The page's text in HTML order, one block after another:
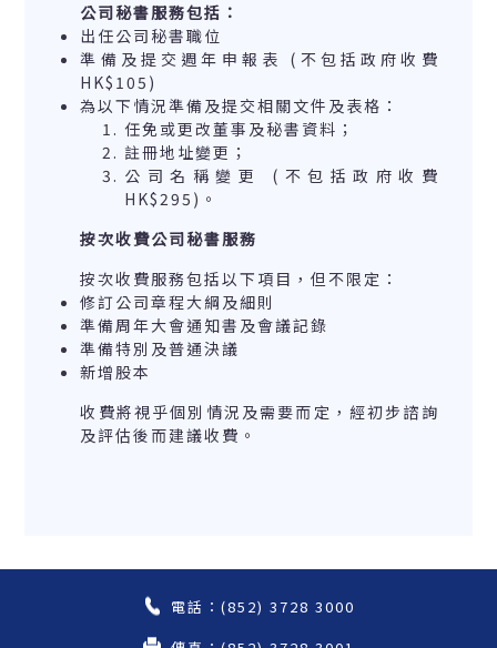
公司秘書服務包括：
出任公司秘書職位
準備及提交週年申報表 (不包括政府收費
HK$105)
為以下情況準備及提交相關文件及表格：
任免或更改董事及秘書資料；
註冊地址變更；
公司名稱變更 (不包括政府收費
HK$295)。
按次收費公司秘書服務
按次收費服務包括以下項目，但不限定：
修訂公司章程大綱及細則
準備周年大會通知書及會議記錄
準備特別及普通決議
新增股本
收費將視乎個別情況及需要而定，經初步諮詢
及評估後而建議收費。
電話：(852) 3728 3000